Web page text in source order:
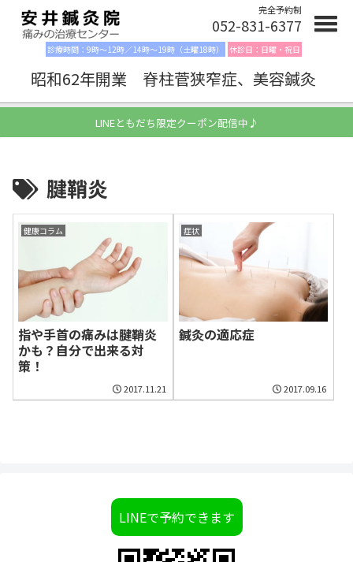
昭和62年開業 脊柱菅狭窄症、美容鍼灸
完全予約制
052-831-6377
診療時間：9時〜12時／14時〜19時（土曜18時） 休診日：日曜・祝日
LINEともだち限定クーポン配信中♪
腱鞘炎
健康コラム
指や手首の痛みは腱鞘炎
かも？自分で出来る対
策！
2017.11.21
症状
鍼灸の適応症
2017.09.16
LINEで予約できます